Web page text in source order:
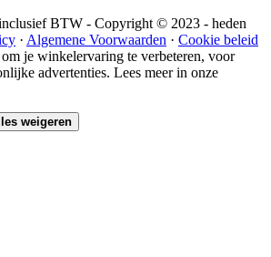
BTW - Copyright © 2023 - heden
· Algemene Voorwaarden · Cookie beleid
je winkelervaring te verbeteren, voor
advertenties. Lees meer in onze
weigeren